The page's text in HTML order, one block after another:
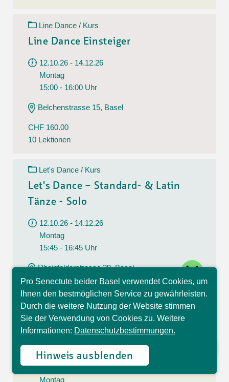
Line Dance / Kurs
Line Dance Einsteiger
12.10.26 - 14.12.26
Montag
15:00 - 16:00 Uhr
Belchenstrasse 15, Basel
CHF 160.00
10 Lektionen
Let's Dance / Kurs
Let's Dance – Standard- & Latin
Tänze - Solo
12.10.26 - 14.12.26
Montag
15:45 - 16:45 Uhr
Rheinfelderstrasse 29, Basel
Line Dance / Kurs
Line Dance
12.10.26 - 14.12.26
Montag
Pro Senectute beider Basel verwendet Cookies, um
Ihnen den bestmöglichen Service zu gewährleisten.
Durch die weitere Nutzung der Website stimmen
Sie der Verwendung von Cookies zu. Weitere
Informationen: Datenschutzbestimmungen.
Hinweis ausblenden
Hallo, ich bin Sophia und
beantworte gerne Ihre
Fragen.
close